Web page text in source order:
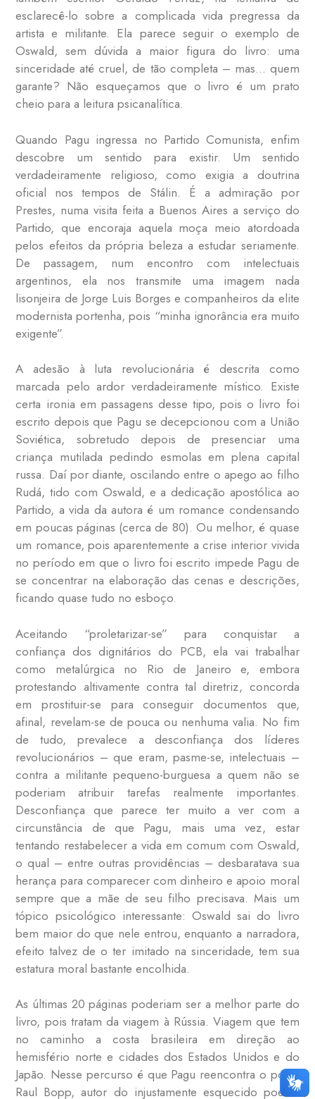
esclarecê-lo sobre a complicada vida pregressa da
artista e militante. Ela parece seguir o exemplo de
Oswald, sem dúvida a maior figura do livro: uma
sinceridade até cruel, de tão completa – mas… quem
garante? Não esqueçamos que o livro é um prato
cheio para a leitura psicanalítica.
Quando Pagu ingressa no Partido Comunista, enfim
descobre um sentido para existir. Um sentido
verdadeiramente religioso, como exigia a doutrina
oficial nos tempos de Stálin. É a admiração por
Prestes, numa visita feita a Buenos Aires a serviço do
Partido, que encoraja aquela moça meio atordoada
pelos efeitos da própria beleza a estudar seriamente.
De passagem, num encontro com intelectuais
argentinos, ela nos transmite uma imagem nada
lisonjeira de Jorge Luis Borges e companheiros da elite
modernista portenha, pois “minha ignorância era muito
exigente”.
A adesão à luta revolucionária é descrita como
marcada pelo ardor verdadeiramente místico. Existe
certa ironia em passagens desse tipo, pois o livro foi
escrito depois que Pagu se decepcionou com a União
Soviética, sobretudo depois de presenciar uma
criança mutilada pedindo esmolas em plena capital
russa. Daí por diante, oscilando entre o apego ao filho
Rudá, tido com Oswald, e a dedicação apostólica ao
Partido, a vida da autora é um romance condensando
em poucas páginas (cerca de 80). Ou melhor, é quase
um romance, pois aparentemente a crise interior vivida
no período em que o livro foi escrito impede Pagu de
se concentrar na elaboração das cenas e descrições,
ficando quase tudo no esboço.
Aceitando “proletarizar-se” para conquistar a
confiança dos dignitários do PCB, ela vai trabalhar
como metalúrgica no Rio de Janeiro e, embora
protestando altivamente contra tal diretriz, concorda
em prostituir-se para conseguir documentos que,
afinal, revelam-se de pouca ou nenhuma valia. No fim
de tudo, prevalece a desconfiança dos líderes
revolucionários – que eram, pasme-se, intelectuais –
contra a militante pequeno-burguesa a quem não se
poderiam atribuir tarefas realmente importantes.
Desconfiança que parece ter muito a ver com a
circunstância de que Pagu, mais uma vez, estar
tentando restabelecer a vida em comum com Oswald,
o qual – entre outras providências – desbaratava sua
herança para comparecer com dinheiro e apoio moral
sempre que a mãe de seu filho precisava. Mais um
tópico psicológico interessante: Oswald sai do livro
bem maior do que nele entrou, enquanto a narradora,
efeito talvez de o ter imitado na sinceridade, tem sua
estatura moral bastante encolhida.
As últimas 20 páginas poderiam ser a melhor parte do
livro, pois tratam da viagem à Rússia. Viagem que tem
no caminho a costa brasileira em direção ao
hemisfério norte e cidades dos Estados Unidos e do
Japão. Nesse percurso é que Pagu reencontra o poeta
Raul Bopp, autor do injustamente esquecido poema